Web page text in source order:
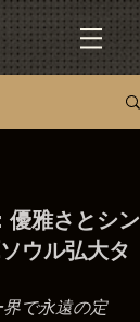
優雅さとシン
ウル弘大タ
で永遠の定